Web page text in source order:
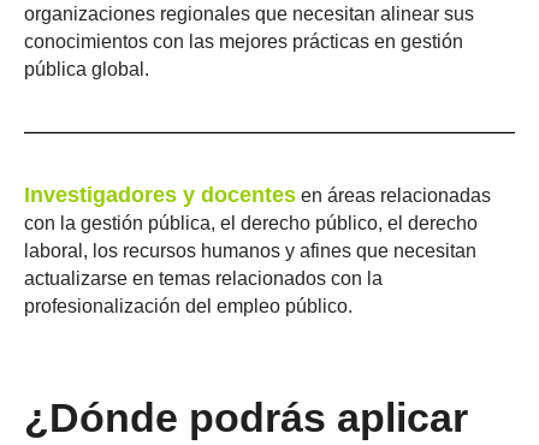
organizaciones regionales que necesitan alinear sus
conocimientos con las mejores prácticas en gestión
pública global.
Investigadores y docentes en áreas relacionadas
con la gestión pública, el derecho público, el derecho
laboral, los recursos humanos y afines que necesitan
actualizarse en temas relacionados con la
profesionalización del empleo público.
¿Dónde podrás aplicar